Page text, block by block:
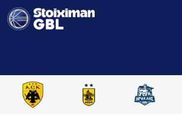
STOIXIMAN GBL 2025-2026 ΣΥΓΚΡΙΣΗ ΠAΙΚΤΩΝ